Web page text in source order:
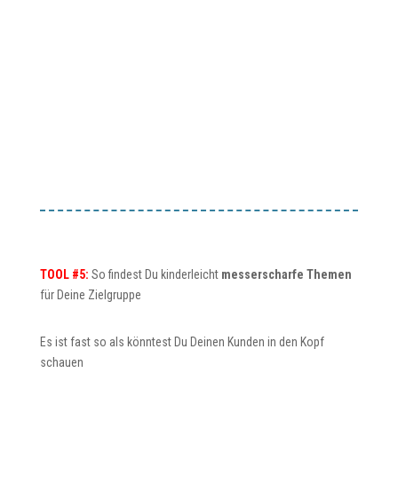
TOOL #5: So findest Du kinderleicht messerscharfe Themen
für Deine Zielgruppe
Es ist fast so als könntest Du Deinen Kunden in den Kopf
schauen